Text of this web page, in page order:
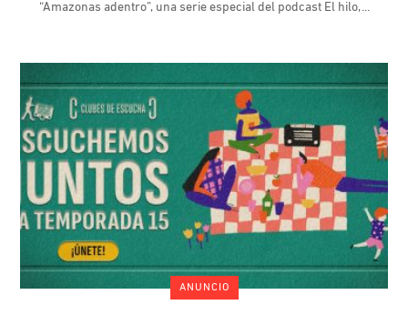
“Amazonas adentro”, una serie especial del podcast El hilo,
ANUNCIO